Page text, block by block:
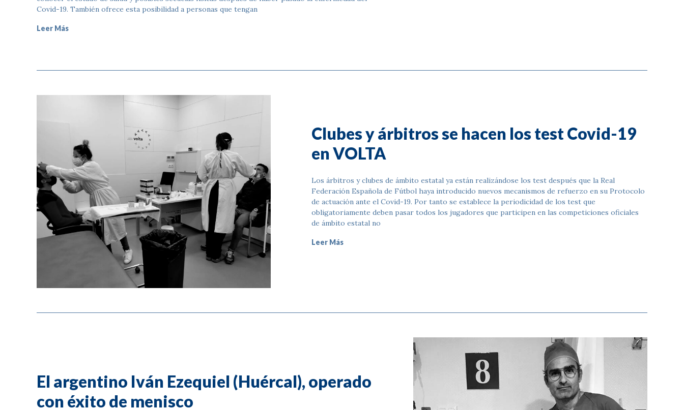
Covid-19. También ofrece esta posibilidad a personas que tengan
Leer Más
Clubes y árbitros se hacen los test Covid-19
en VOLTA
Los árbitros y clubes de ámbito estatal ya están realizándose los test después que la Real
Federación Española de Fútbol haya introducido nuevos mecanismos de refuerzo en su Protocolo
de actuación ante el Covid-19. Por tanto se establece la periodicidad de los test que
obligatoriamente deben pasar todos los jugadores que participen en las competiciones oficiales
de ámbito estatal no
Leer Más
El argentino Iván Ezequiel (Huércal), operado
con éxito de menisco